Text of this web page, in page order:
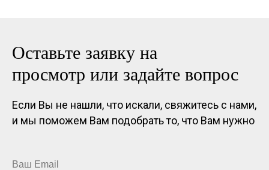
Оставьте заявку на
просмотр или задайте вопрос
Если Вы не нашли, что искали, свяжитесь с нами,
и мы поможем Вам подобрать то, что Вам нужно
Ваш Email